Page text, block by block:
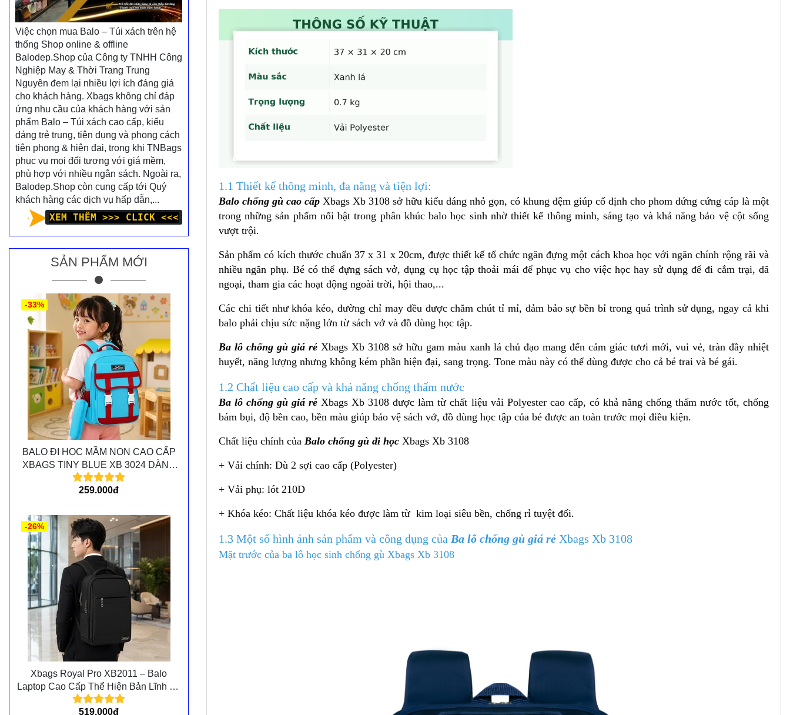
1.1 Thiết kế thông minh, đa năng và tiện lợi:
Balo chống gù cao cấp Xbags Xb 3108 sở hữu kiểu dáng nhỏ gọn, có khung đệm giúp cố định cho phom đứng cứng cáp là một
trong những sản phẩm nổi bật trong phân khúc balo học sinh nhờ thiết kế thông minh, sáng tạo và khả năng bảo vệ cột sống
vượt trội.
Sản phẩm có kích thước chuẩn 37 x 31 x 20cm, được thiết kế tổ chức ngăn đựng một cách khoa học với ngăn chính rộng rãi và
nhiều ngăn phụ. Bé có thể đựng sách vở, dụng cụ học tập thoải mái để phục vụ cho việc học hay sử dụng để đi cắm trại, dã
ngoại, tham gia các hoạt động ngoài trời, hội thao,...
Các chi tiết như khóa kéo, đường chỉ may đều được chăm chút tỉ mỉ, đảm bảo sự bền bỉ trong quá trình sử dụng, ngay cả khi
balo phải chịu sức nặng lớn từ sách vở và đồ dùng học tập.
Ba lô chống gù giá rẻ Xbags Xb 3108 sở hữu gam màu xanh lá chủ đạo mang đến cảm giác tươi mới, vui vẻ, tràn đầy nhiệt
huyết, năng lượng nhưng không kém phần hiện đại, sang trọng. Tone màu này có thể dùng được cho cả bé trai và bé gái.
1.2 Chất liệu cao cấp và khả năng chống thấm nước
Ba lô chống gù giá rẻ Xbags Xb 3108 được làm từ chất liệu vải Polyester cao cấp, có khả năng chống thấm nước tốt, chống
bám bụi, độ bền cao, bền màu giúp bảo vệ sách vở, đồ dùng học tập của bé được an toàn trước mọi điều kiện.
Chất liệu chính của Balo chống gù đi học Xbags Xb 3108
+ Vải chính: Dù 2 sợi cao cấp (Polyester)
+ Vải phụ: lót 210D
+ Khóa kéo: Chất liệu khóa kéo được làm từ kim loại siêu bền, chống rỉ tuyệt đối.
1.3 Một số hình ảnh sản phẩm và công dụng của Ba lô chống gù giá rẻ Xbags Xb 3108
Mặt trước của ba lô học sinh chống gù Xbags Xb 3108
Việc chọn mua Balo – Túi xách trên hệ
thống Shop online & offline
Balodep.Shop của Công ty TNHH Công
Nghiệp May & Thời Trang Trung
Nguyên đem lại nhiều lợi ích đáng giá
cho khách hàng. Xbags không chỉ đáp
ứng nhu cầu của khách hàng với sản
phẩm Balo – Túi xách cao cấp, kiểu
dáng trẻ trung, tiện dụng và phong cách
tiên phong & hiện đại, trong khi TNBags
phục vụ mọi đối tượng với giá mềm,
phù hợp với nhiều ngân sách. Ngoài ra,
Balodep.Shop còn cung cấp tới Quý
khách hàng các dịch vụ hấp dẫn,...
XEM THÊM >>> CLICK <<<
SẢN PHẨM MỚI
BALO ĐI HỌC MẦM NON CAO CẤP
XBAGS TINY BLUE XB 3024 DÀNH
CHO CÁC BÉ MẦM NON
259.000đ
-33%
Xbags Royal Pro XB2011 – Balo
Laptop Cao Cấp Thể Hiện Bản Lĩnh Và
Đẳng Cấp Cá Nhân
519.000đ
-26%